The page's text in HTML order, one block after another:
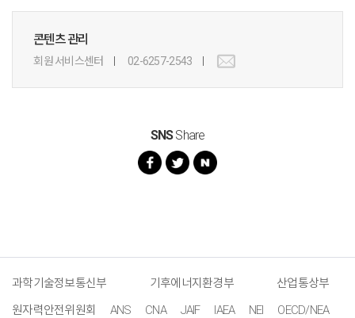
콘텐츠 관리
회원 서비스센터 02-6257-2543
SNSShare
과학기술정보통신부 기후에너지환경부
산업통상부
원자력안전위원회
ANS CNA JAIF IAEA NEI
OECD/NEA